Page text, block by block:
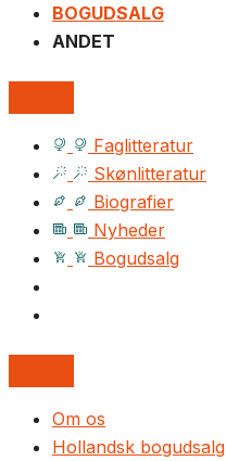
BOGUDSALG
ANDET
Faglitteratur
Skønlitteratur
Biografier
Nyheder
Bogudsalg
Om os
Hollandsk bogudsalg